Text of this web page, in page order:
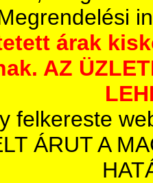
árak
AZ
felkereste
ÁRUT A